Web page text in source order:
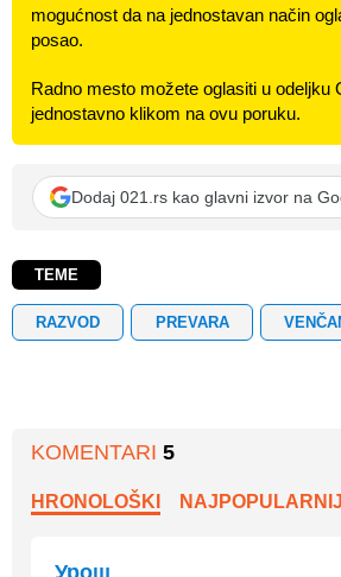
mogućnost da na jednostavan način
posao.
Radno mesto možete oglasiti u odeljku
jednostavno klikom na ovu poruku.
Dodaj 021.rs kao glavni izvor na
TEME
RAZVOD PREVARA
KOMENTARI 5
HRONOLOŠKI NAJPOPULARNIJI